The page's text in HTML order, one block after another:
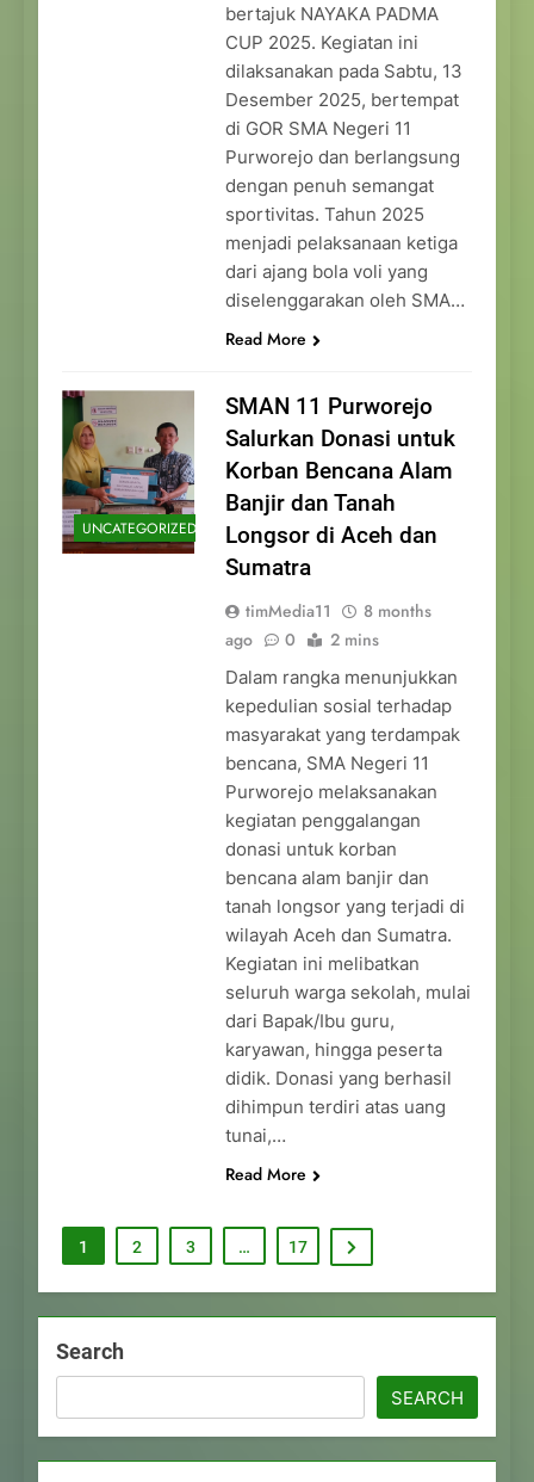
bertajuk NAYAKA PADMA
CUP 2025. Kegiatan ini
dilaksanakan pada Sabtu, 13
Desember 2025, bertempat
di GOR SMA Negeri 11
Purworejo dan berlangsung
dengan penuh semangat
sportivitas. Tahun 2025
menjadi pelaksanaan ketiga
dari ajang bola voli yang
diselenggarakan oleh SMA…
Read More
UNCATEGORIZED
SMAN 11 Purworejo
Salurkan Donasi untuk
Korban Bencana Alam
Banjir dan Tanah
Longsor di Aceh dan
Sumatra
timMedia11
8 months
ago
0 2 mins
Dalam rangka menunjukkan
kepedulian sosial terhadap
masyarakat yang terdampak
bencana, SMA Negeri 11
Purworejo melaksanakan
kegiatan penggalangan
donasi untuk korban
bencana alam banjir dan
tanah longsor yang terjadi di
wilayah Aceh dan Sumatra.
Kegiatan ini melibatkan
seluruh warga sekolah, mulai
dari Bapak/Ibu guru,
karyawan, hingga peserta
didik. Donasi yang berhasil
dihimpun terdiri atas uang
tunai,…
Read More
1 2 3 … 17
Search
SEARCH